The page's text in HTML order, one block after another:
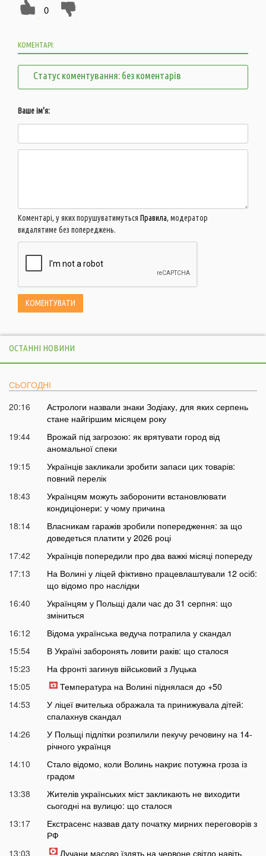
0
КОМЕНТАРІ:
Статус коментування: без коментарів
Ваше ім'я:
Коментарі, у яких порушуватимуться Правила, модератор
видалятиме без попереджень.
ОСТАННІ НОВИНИ
СЬОГОДНІ
20:16
Астрологи назвали знаки Зодіаку, для яких серпень
стане найгіршим місяцем року
19:44
Врожай під загрозою: як врятувати город від
аномальної спеки
19:15
Українців закликали зробити запаси цих товарів:
повний перелік
18:43
Українцям можуть заборонити встановлювати
кондиціонери: у чому причина
18:14
Власникам гаражів зробили попередження: за що
доведеться платити у 2026 році
17:42
Українців попередили про два важкі місяці попереду
17:13
На Волині у ліцей фіктивно працевлаштували 12 осіб:
що відомо про наслідки
16:40
Українцям у Польщі дали час до 31 серпня: що
зміниться
16:12
Відома українська ведуча потрапила у скандал
15:54
В Україні заборонять ловити раків: що сталося
15:23
На фронті загинув військовий з Луцька
15:05
Температура на Волині піднялася до +50
14:53
У ліцеї вчителька ображала та принижувала дітей:
спалахнув скандал
14:26
У Польщі підлітки розпилили пекучу речовину на 14-
річного українця
14:10
Стало відомо, коли Волинь накриє потужна гроза із
градом
13:38
Жителів українських міст закликають не виходити
сьогодні на вулицю: що сталося
13:17
Екстрасенс назвав дату початку мирних переговорів з
РФ
13:03
Лучани масово їздять на червоне світло навіть